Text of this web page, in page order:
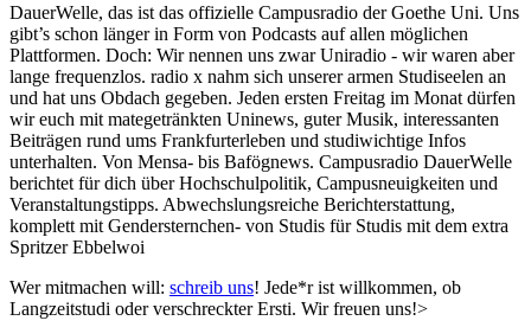
DauerWelle, das ist das offizielle Campusradio der Goethe Uni. Uns
gibt’s schon länger in Form von Podcasts auf allen möglichen
Plattformen. Doch: Wir nennen uns zwar Uniradio - wir waren aber
lange frequenzlos. radio x nahm sich unserer armen Studiseelen an
und hat uns Obdach gegeben. Jeden ersten Freitag im Monat dürfen
wir euch mit mategetränkten Uninews, guter Musik, interessanten
Beiträgen rund ums Frankfurterleben und studiwichtige Infos
unterhalten. Von Mensa- bis Bafögnews. Campusradio DauerWelle
berichtet für dich über Hochschulpolitik, Campusneuigkeiten und
Veranstaltungstipps. Abwechslungsreiche Berichterstattung,
komplett mit Gendersternchen- von Studis für Studis mit dem extra
Spritzer Ebbelwoi
Wer mitmachen will: schreib uns! Jede*r ist willkommen, ob
Langzeitstudi oder verschreckter Ersti. Wir freuen uns!>